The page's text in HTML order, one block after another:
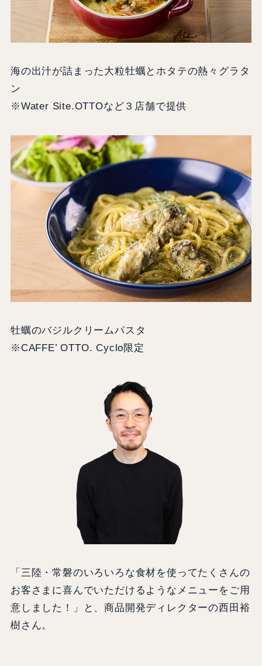
海の出汁が詰まった大粒牡蠣とホタテの熱々グラタ
ン
※Water Site.OTTOなど３店舗で提供
牡蠣のバジルクリームパスタ
※CAFFE’ OTTO. Cyclo限定
「三陸・常磐のいろいろな食材を使ってたくさんの
お客さまに喜んでいただけるようなメニューをご用
意しました！」と、商品開発ディレクターの西田裕
樹さん。